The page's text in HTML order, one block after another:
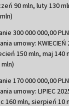
90 mln, luty 130
300 000 000,00 PLN
umowy: KWIECIEŃ
150 mln, maj 140
170 000 000,00 PLN
umowy: LIPIEC
160 mln, sierpień 10